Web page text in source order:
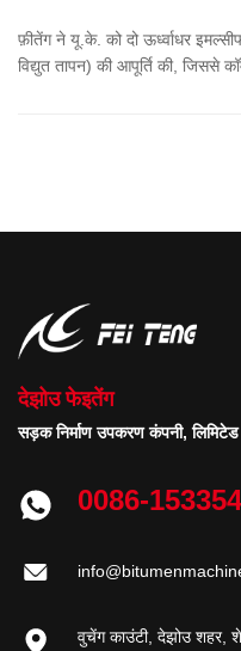
फ़ीतेंग ने यू.के. को दो ऊर्ध्वाधर
विद्युत तापन) की आपूर्ति की, जिससे
देझोउ फेइतेंग
सड़क निर्माण उपकरण कंपनी, लिमिटेड
0086-
वुचेंग काउंटी, देझोउ शहर,